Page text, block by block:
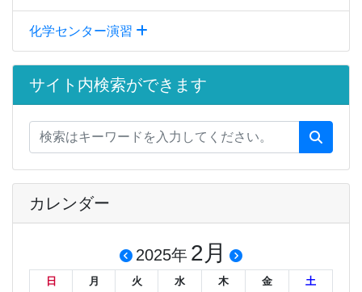
化学センター演習
サイト内検索ができます
カレンダー
2025年 2月
日 月 火 水 木 金
土